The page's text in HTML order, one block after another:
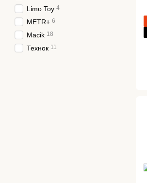
Limo Toy 4
METR+ 6
Macik 18
Технок 11